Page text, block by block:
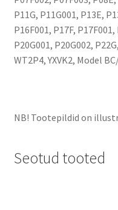
P11G, P11G001, P13E,
P16F001, P17F,
P20G001, P20G002,
WT2P4, YXVK2, Model
NB! Tootepildid on
Seotud tooted